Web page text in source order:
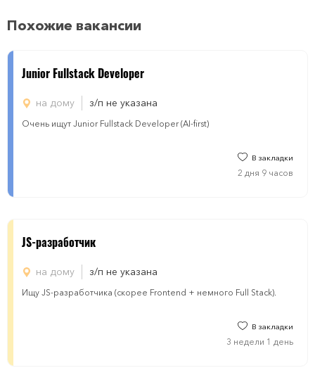
Похожие вакансии
Junior Fullstack Developer
на дому з/п не указана
Очень ищут Junior Fullstack Developer (AI-first)
В закладки
2 дня 9 часов
JS-разработчик
на дому з/п не указана
Ищу JS-разработчика (скорее Frontend + немного Full Stack).
В закладки
3 недели 1 день